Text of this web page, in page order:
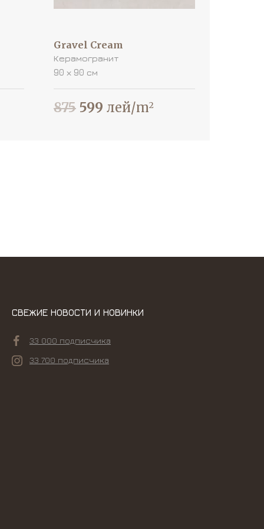
Gravel Cream
Керамогранит
90 х 90 см
875 599 лей/m2
СВЕЖИЕ НОВОСТИ И НОВИНКИ
33 000 подписчика
33 700 подписчика